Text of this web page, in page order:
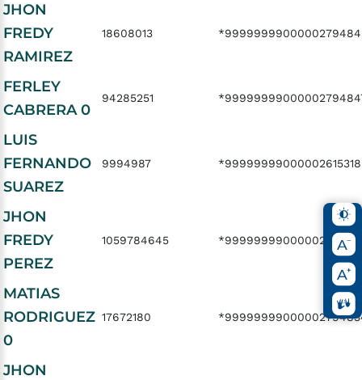
JHON
FREDY
RAMIREZ
18608013
FERLEY
CABRERA 0
94285251
LUIS
FERNANDO
SUAREZ
9994987 *99999999000002615318
JHON
FREDY
PEREZ
1059784645
MATIAS
RODRIGUEZ
0
17672180
JHON